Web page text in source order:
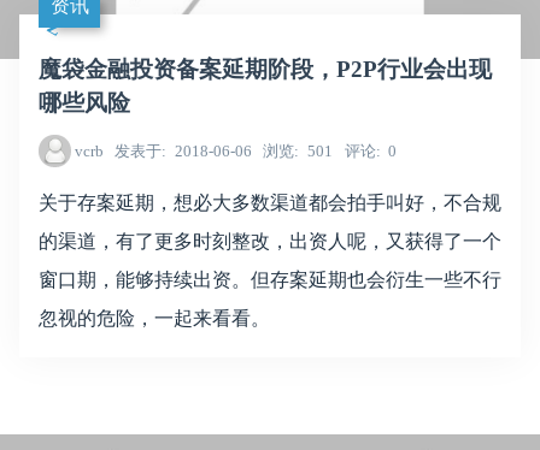
资讯
魔袋金融投资备案延期阶段，P2P行业会出现
哪些风险
vcrb 发表于 2018-06-06 浏览 501 评论 0
关于存案延期，想必大多数渠道都会拍手叫好，不合规
的渠道，有了更多时刻整改，出资人呢，又获得了一个
窗口期，能够持续出资。但存案延期也会衍生一些不行
忽视的危险，一起来看看。